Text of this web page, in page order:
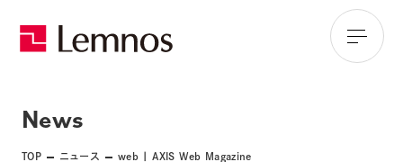
News
TOP ニュース web | AXIS Web Magazine